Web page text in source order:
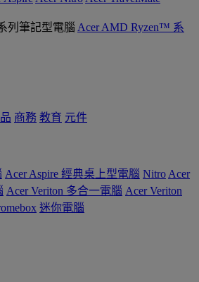
Acer AMD Ryzen™ 系
商務 教育 元件
Acer Aspire 經典桌上型電腦 Nitro Acer
Acer Veriton 多合一電腦 Acer Veriton
迷你電腦